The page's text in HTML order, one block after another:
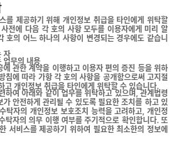
를 제공하기 위해 개인정보 취급을 타인에게 위탁할
전에 다음 각 호의 사항 모두를 이용자에게 미리 알
호의 어느 하나의 사항이 변경되는 경우에도 같습니
자
업무의 내용
에 관한 계약을 이행하고 이용자 편의 증진 등을 위하
침에 따라 가항 각 호의 사항을 공개함으로써 고지절
고 개인정보 취급을 타인에게 위탁할 수 있습니다.
하여 아래와 같이 업무를 위탁하고 있으며, 관계법령
안전하게 관리될 수 있도록 필요한 조치를 하고 있
탁자의 개인정보 보호조치 능력을 고려하고, 개인정
탁자의 의무 이행 여부를 주기적으로 확인합니다. 또
서비스를 제공하기 위하여 필요한 최소한의 정보에